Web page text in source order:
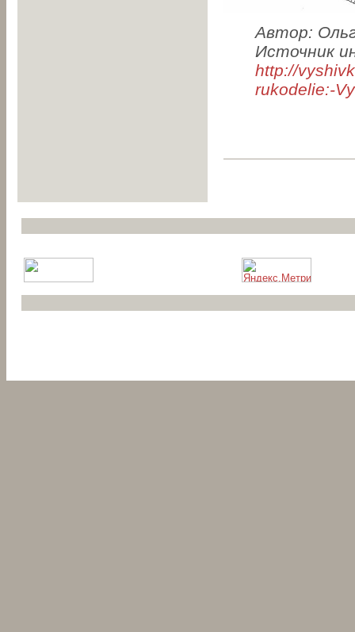
Автор:
Источник
http://
rukodelie:-